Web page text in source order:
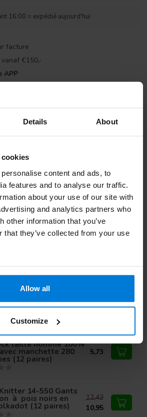
Details About
content and ads, to
features and to analyse our traffic.
about your use of our site with
and analytics partners who
other information that you’ve
that they’ve collected from your use
Allow all
Customize
16:00 = expédié aujourd'hui
facture
€150,-
APP
about this product?
to help you find the right product
Knitter 14-092
10,99
14-061 Gant
taille homme 100%
manchette 280
(12 paires)
5,73
14-550 Gants
à pois noirs en
(12 paires)
12,42
10,95